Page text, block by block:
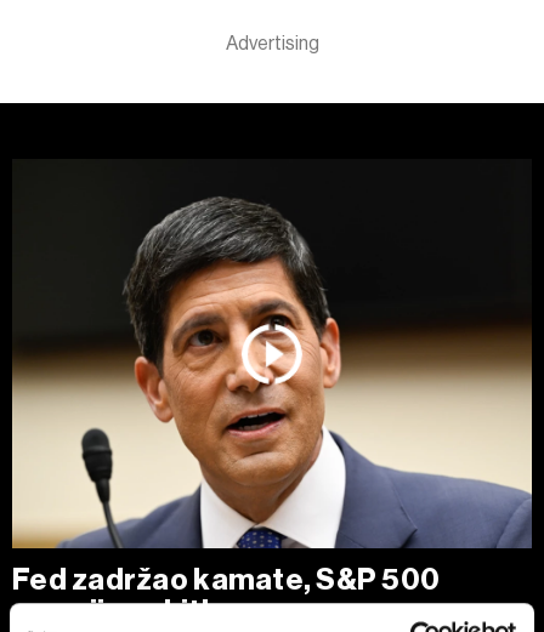
Fed zadržao kamate, S&P 500
smanjio gubitke